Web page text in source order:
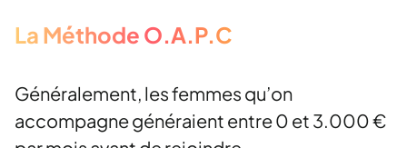
La Méthode O.A.P.C
Généralement, les femmes qu’on
accompagne généraient entre 0 et 3.000 €